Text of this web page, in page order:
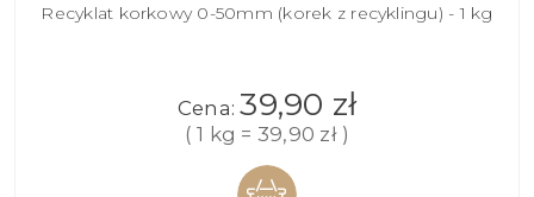
Recyklat korkowy 0-50mm (korek z recyklingu) - 1 kg
Cena: 39,90 zł
( 1 kg = 39,90 zł )